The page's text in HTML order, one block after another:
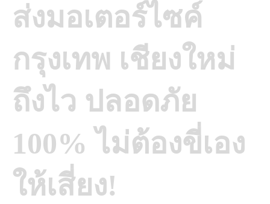
ส่งมอเตอร์ไซค์
กรุงเทพ เชียงใหม่
ถึงไว ปลอดภัย
100% ไม่ต้องขี่เอง
ให้เสี่ยง!